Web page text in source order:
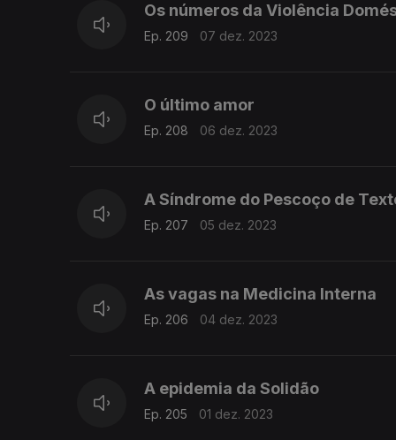
Os números da Violência
Ep. 209 07 dez. 2023
O último amor
Ep. 208 06 dez. 2023
A Síndrome do Pescoço de
Ep. 207 05 dez. 2023
As vagas na Medicina Interna
Ep. 206 04 dez. 2023
A epidemia da Solidão
Ep. 205 01 dez. 2023